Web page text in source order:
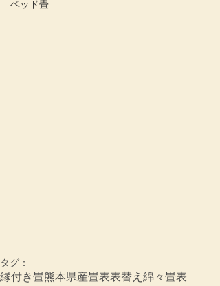
ベッド畳
タグ：
縁付き畳熊本県産畳表表替え綿々畳表